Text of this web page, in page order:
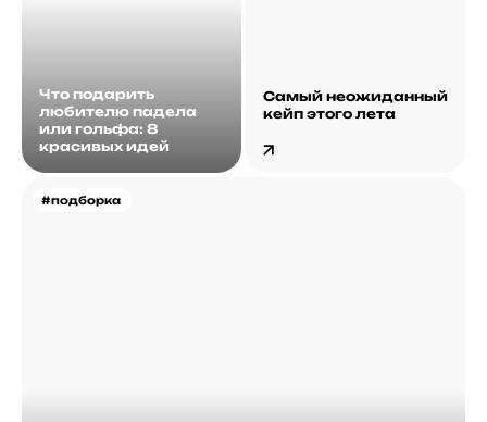
Что подарить
любителю падела
или гольфа: 8
красивых идей
#подборка
Самый неожиданный
кейп этого лета